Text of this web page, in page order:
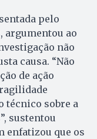
pelo
argumentou ao
não
causa. “Não
de ação
técnico sobre a
sustentou
enfatizou que os